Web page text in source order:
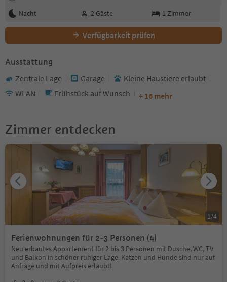
Nacht
2 Gäste 1 Zimmer
Verfügbarkeit prüfen
Ausstattung
Zentrale Lage Garage
Kleine Haustiere erlaubt
WLAN
Frühstück auf Wunsch + 16 mehr
Zimmer entdecken
Ferienwohnungen für 2-3 Personen (4)
Neu erbautes Appartement für 2 bis 3 Personen mit Dusche, WC, TV
und Balkon in schöner ruhiger Lage. Katzen und Hunde sind nur auf
Anfrage und mit Aufpreis erlaubt!
1 /4